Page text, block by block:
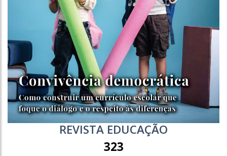
REVISTA EDUCAÇÃO
323